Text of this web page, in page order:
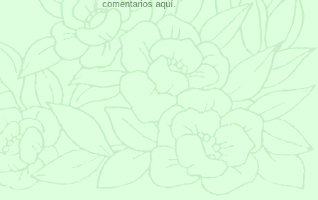
comentarios aquí.